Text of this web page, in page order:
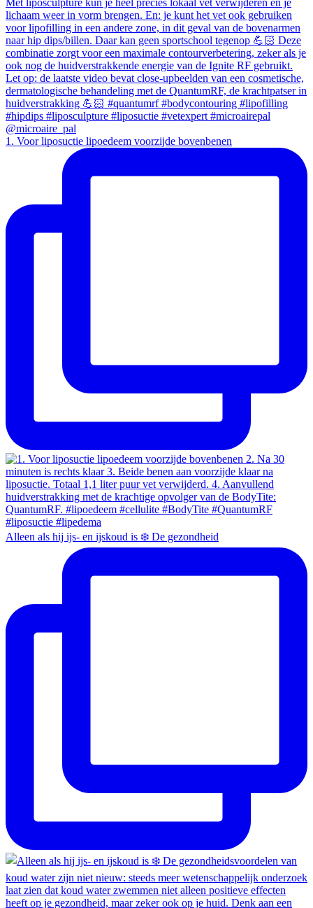
1. Voor liposuctie lipoedeem voorzijde bovenbenen
Alleen als hij ijs- en ijskoud is ❄️ De gezondheid